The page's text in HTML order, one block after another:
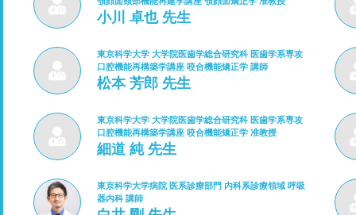
小川 卓也 先生
東京科学大学 大学院医歯学総合研究科 医歯学系専攻
口腔機能再構築学講座 咬合機能矯正学 講師
松本 芳郎 先生
東京科学大学 大学院医歯学総合研究科 医歯学系専攻
口腔機能再構築学講座 咬合機能矯正学 准教授
細道 純 先生
東京科学大学病院 医系診療部門 内科系診療領域 呼吸
器内科 講師